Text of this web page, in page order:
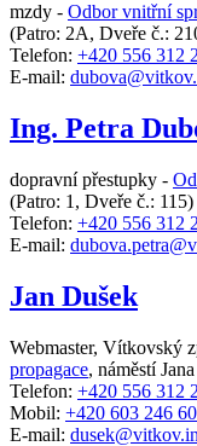
mzdy - Odbor vnitřní
(Patro: 2A, Dveře č.:
Telefon: +420 556 312
E-mail:
Ing. Petra
dopravní přestupky -
(Patro: 1, Dveře č.: 115)
Telefon: +420 556 312
E-mail:
Jan Dušek
Webmaster, Vítkovský
propagace, náměstí
Telefon: +420 556 312
Mobil: +420 603 246
E-mail: